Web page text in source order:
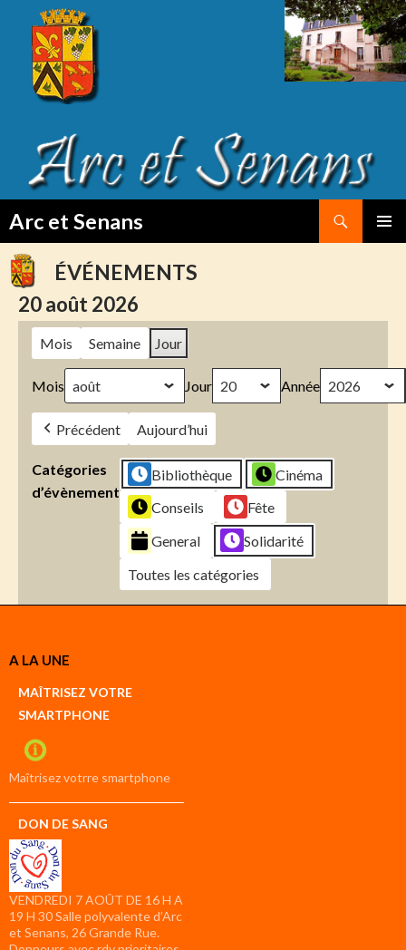
Arc et Senans
TO
CONTENTÉVÉNEMENTS
20 août 2026
Mois Semaine Jour
Mois Jour Année
Précédent Aujourd’hui
Catégories
d’évènement
Bibliothèque
Cinéma
Conseils
Fête
General
Solidarité
Toutes les catégories
Créer
compte
compte
A LA UNE
MAÎTRISEZ VOTRE
SMARTPHONE
Maîtrisez votrre smartphone
DON DE SANG
VENDREDI 7 AOÛT DE 16 H A
19 H 30 Salle polyvalente d’Arc
et Senans, 26 Grande Rue.